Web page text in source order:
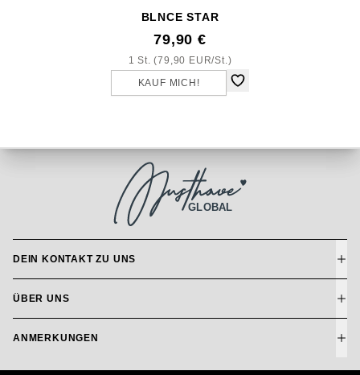
BLNCE STAR
79,90 €
1 St. (79,90 EUR/St.)
KAUF MICH!
GLOBAL
DEIN KONTAKT ZU UNS
ÜBER UNS
ANMERKUNGEN